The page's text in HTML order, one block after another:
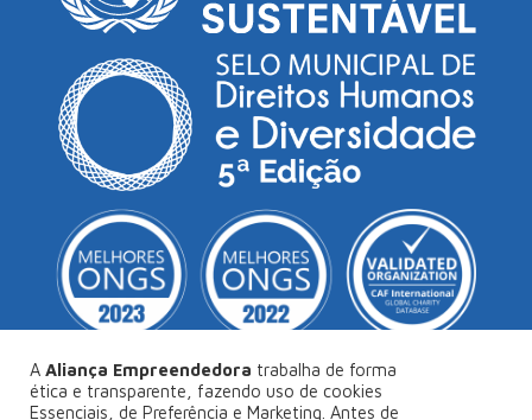
A Aliança Empreendedora trabalha de forma
ética e transparente, fazendo uso de cookies
Essenciais, de Preferência e Marketing. Antes de